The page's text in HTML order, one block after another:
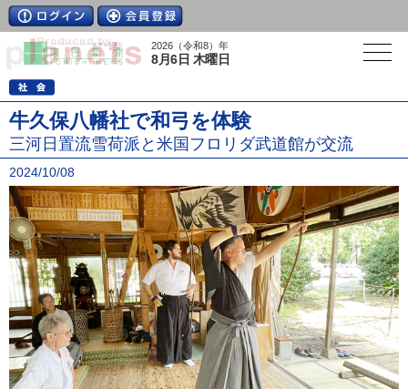
2026（令和8）年
8月6日 木曜日
牛久保八幡社で和弓を体験
三河日置流雪荷派と米国フロリダ武道館が交流
2024/10/08